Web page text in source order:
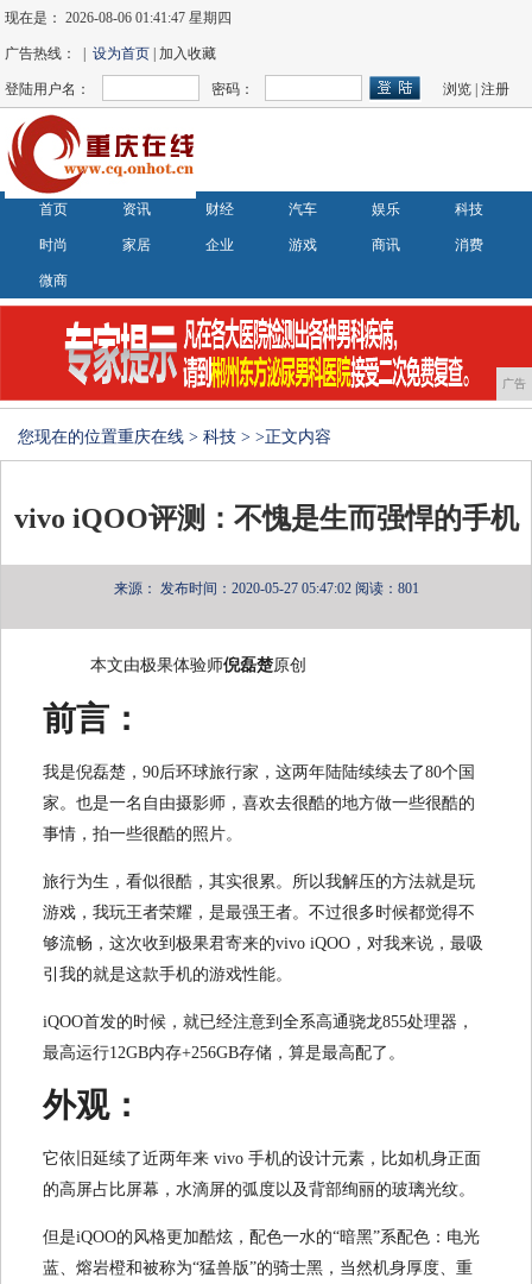
现在是：2026-08-06 01:41:48 星期四
广告热线： |设为首页 | 加入收藏
登陆用户名： 密码： 浏览 |注册
首页 资讯 财经 汽车 娱乐 科技
时尚 家居 企业 游戏 商讯 消费
微商
广告
您现在的位置重庆在线 > 科技 > >正文内容
vivo iQOO评测：不愧是生而强悍的手机
来源： 发布时间：2020-05-27 05:47:02 阅读：801
本文由极果体验师倪磊楚原创
前言：
我是倪磊楚，90后环球旅行家，这两年陆陆续续去了80个国
家。也是一名自由摄影师，喜欢去很酷的地方做一些很酷的
事情，拍一些很酷的照片。
旅行为生，看似很酷，其实很累。所以我解压的方法就是玩
游戏，我玩王者荣耀，是最强王者。不过很多时候都觉得不
够流畅，这次收到极果君寄来的vivo iQOO，对我来说，最吸
引我的就是这款手机的游戏性能。
iQOO首发的时候，就已经注意到全系高通骁龙855处理器，
最高运行12GB内存+256GB存储，算是最高配了。
外观：
它依旧延续了近两年来 vivo 手机的设计元素，比如机身正面
的高屏占比屏幕，水滴屏的弧度以及背部绚丽的玻璃光纹。
但是iQOO的风格更加酷炫，配色一水的“暗黑”系配色：电光
蓝、熔岩橙和被称为“猛兽版”的骑士黑，当然机身厚度、重